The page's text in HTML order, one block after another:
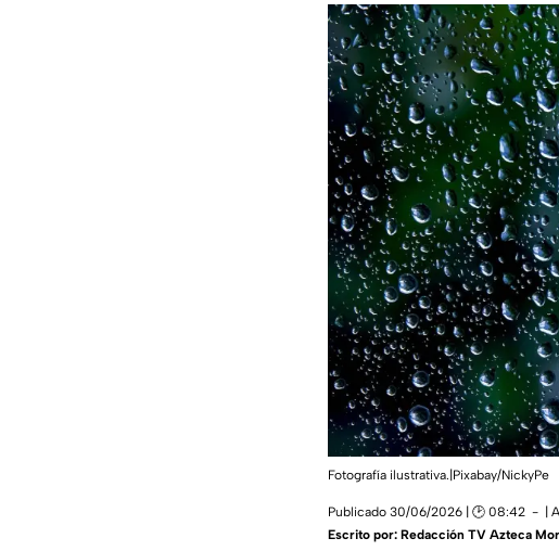
Fotografía ilustrativa.|Pixabay/NickyPe
Publicado 30/06/2026 | 🕑 08:42 |
Escrito por: Redacción TV Azteca